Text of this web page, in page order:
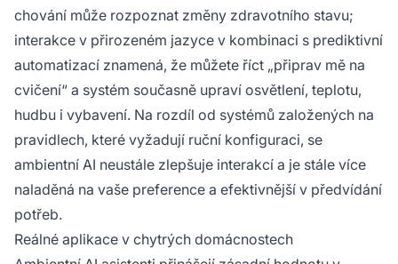
chování může rozpoznat změny zdravotního stavu;
interakce v přirozeném jazyce v kombinaci s prediktivní
automatizací znamená, že můžete říct „připrav mě na
cvičení“ a systém současně upraví osvětlení, teplotu,
hudbu i vybavení. Na rozdíl od systémů založených na
pravidlech, které vyžadují ruční konfiguraci, se
ambientní AI neustále zlepšuje interakcí a je stále více
naladěná na vaše preference a efektivnější v předvídání
potřeb.
Reálné aplikace v chytrých domácnostech